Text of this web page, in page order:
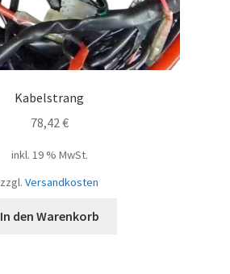
Kabelstrang
78,42€
inkl. 19 % MwSt.
zzgl. Versandkosten
In den Warenkorb